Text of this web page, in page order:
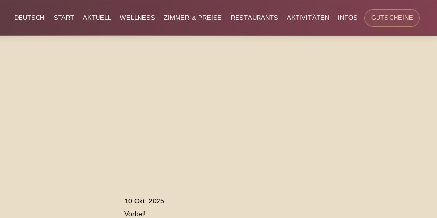
DEUTSCH START AKTUELL WELLNESS ZIMMER & PREISE RESTAURANTS AKTIVITÄTEN INFOS GUTSCHEINE
10 Okt. 2025
Vorbei!